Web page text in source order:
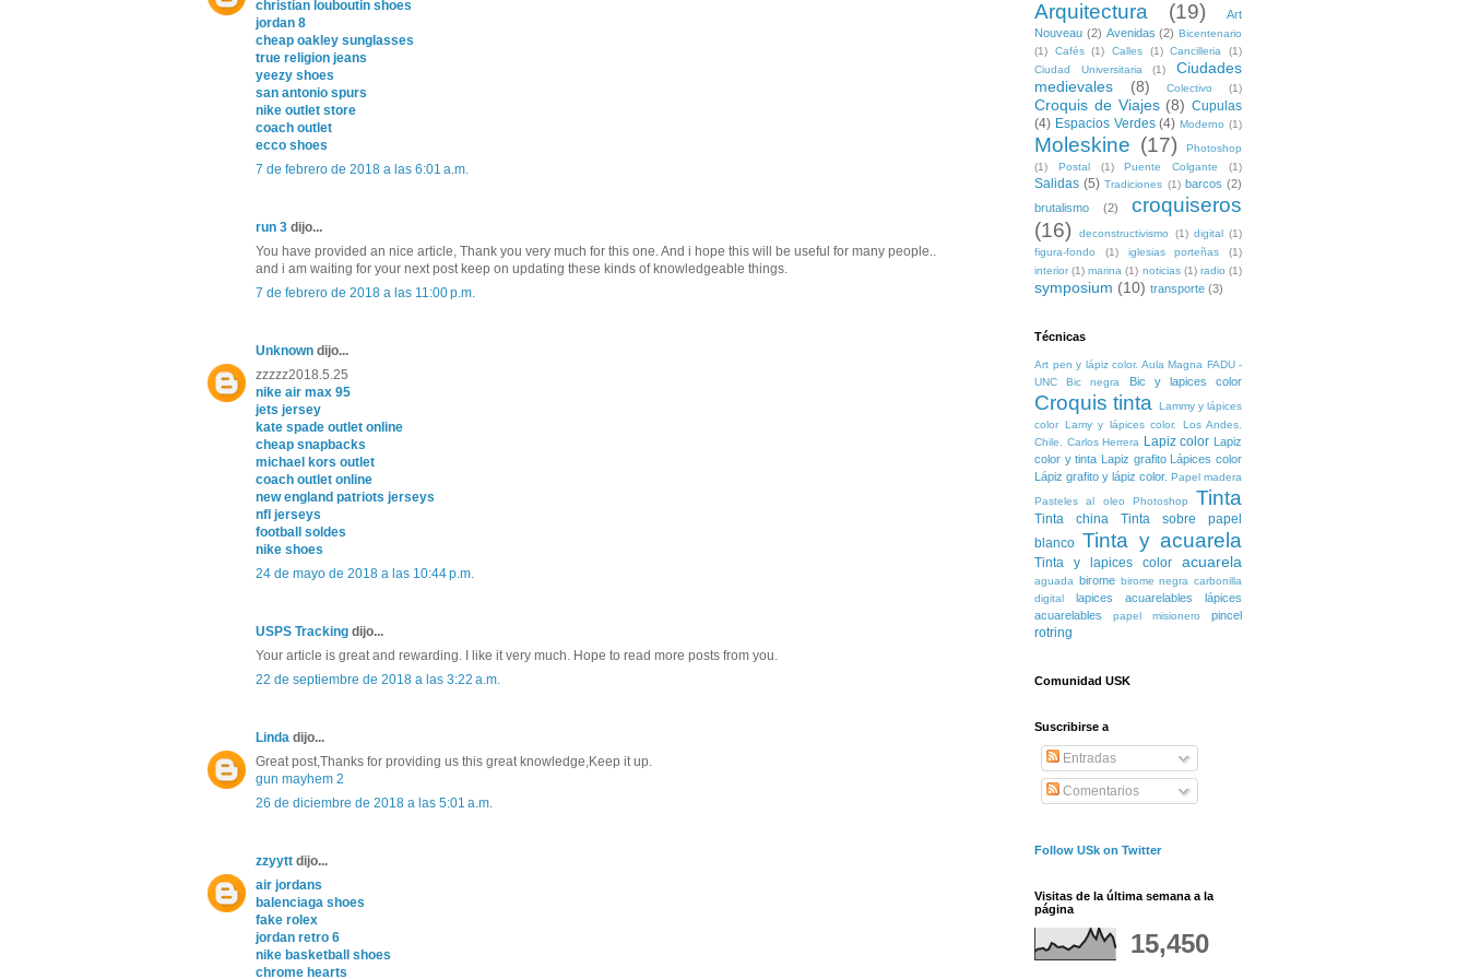
christian louboutin shoes
jordan 8
cheap oakley sunglasses
true religion jeans
yeezy shoes
san antonio spurs
nike outlet store
coach outlet
ecco shoes
7 de febrero de 2018 a las 6:01 a.m.
run 3 dijo...
You have provided an nice article, Thank you very much for this one. And i hope this will be useful for many people..
and i am waiting for your next post keep on updating these kinds of knowledgeable things.
7 de febrero de 2018 a las 11:00 p.m.
Unknown dijo...
zzzzz2018.5.25
nike air max 95
jets jersey
kate spade outlet online
cheap snapbacks
michael kors outlet
coach outlet online
new england patriots jerseys
nfl jerseys
football soldes
nike shoes
24 de mayo de 2018 a las 10:44 p.m.
USPS Tracking dijo...
Your article is great and rewarding. I like it very much. Hope to read more posts from you.
22 de septiembre de 2018 a las 3:22 a.m.
Linda dijo...
Great post,Thanks for providing us this great knowledge,Keep it up.
gun mayhem 2
26 de diciembre de 2018 a las 5:01 a.m.
zzyytt dijo...
air jordans
balenciaga shoes
fake rolex
jordan retro 6
nike basketball shoes
chrome hearts
Arquitectura (19)
Art
Nouveau (2) Avenidas (2) Bicentenario
(1)
Cafés (1) Calles (1) Cancilleria
(1)
Ciudad Universitaria
(1)
Ciudades
medievales
(8) Colectivo (1)
Croquis de Viajes (8) Cupulas
(4) Espacios Verdes (4) Moderno (1)
Moleskine (17)
Photoshop
(1)
Postal (1) Puente Colgante (1)
Salidas (5) Tradiciones (1) barcos (2)
brutalismo
(2)
croquiseros
(16)
deconstructivismo (1) digital
(1)
figura-fondo
(1) iglesias porteñas
(1)
interior (1) marina (1) noticias (1) radio (1)
symposium (10) transporte (3)
Técnicas
Art pen y lápiz color. Aula Magna FADU -
UNC
Bic negra Bic y lapices color
Croquis tinta
Lammy y lápices
color
Lamy y lápices color. Los Andes.
Chile. Carlos Herrera Lapiz color
Lapiz
color y tinta
Lapiz grafito
Lápices color
Lápiz grafito y lápiz color. Papel madera
Pasteles al oleo
Photoshop Tinta
Tinta china
Tinta sobre papel
blanco Tinta y acuarela
Tinta y lapices color acuarela
aguada birome birome negra carbonilla
digital
lapices acuarelables
lápices
acuarelables
papel misionero pincel
rotring
Comunidad USK
Suscribirse a
Entradas
Comentarios
Follow USk on Twitter
Visitas de la última semana a la
página
15,450